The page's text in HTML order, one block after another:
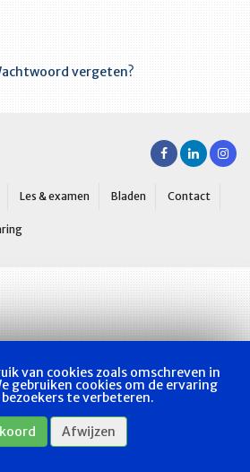
vergeten?
Les & examen Bladen Contact
van cookies zoals omschreven in
gebruiken cookies om de ervaring
te verbeteren.
Afwijzen